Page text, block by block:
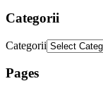
Categorii
Categorii
Pages